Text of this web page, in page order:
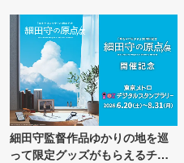
細田守監督作品ゆかりの地を巡
って限定グッズがもらえるチャ